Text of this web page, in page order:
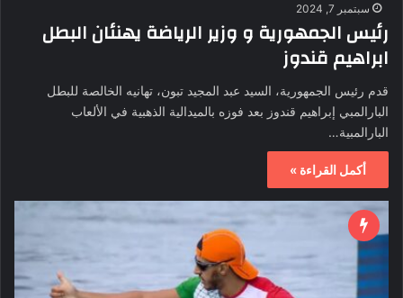
سبتمبر 7, 2024
رئيس الجمهورية و وزير الرياضة يهنئان البطل
ابراهيم قندوز
قدم رئيس الجمهورية، السيد عبد المجيد تبون، تهانيه الخالصة للبطل
البارالمبي إبراهيم قندوز بعد فوزه بالميدالية الذهبية في الألعاب
البارالمبية…
أكمل القراءة »